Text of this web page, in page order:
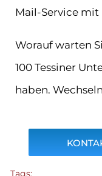
Mail-Service
Worauf warten
100 Tessiner
haben.
Tags: